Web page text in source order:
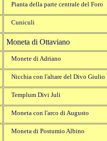
Pianta della parte centrale del Foro
Cuniculi
Moneta di Ottaviano
Monete di Adriano
Nicchia con l'altare del Divo Giulio
Templum Divi Juli
Moneta con l'arco di Augusto
Moneta di Postumio Albino